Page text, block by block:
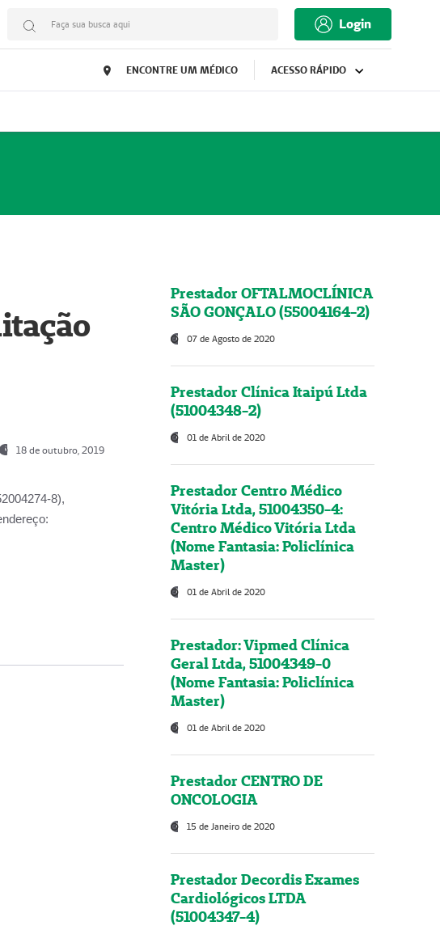
Faça sua busca aqui Login
ENCONTRE UM MÉDICO ACESSO RÁPIDO
18 de outubro, 2019
8),
Prestador OFTALMOCLÍNICA
SÃO GONÇALO (55004164-2)
07 de Agosto de 2020
Prestador Clínica Itaipú Ltda
(51004348-2)
01 de Abril de 2020
Prestador Centro Médico
Vitória Ltda, 51004350-4:
Centro Médico Vitória Ltda
(Nome Fantasia: Policlínica
Master)
01 de Abril de 2020
Prestador: Vipmed Clínica
Geral Ltda, 51004349-0
(Nome Fantasia: Policlínica
Master)
01 de Abril de 2020
Prestador CENTRO DE
ONCOLOGIA
15 de Janeiro de 2020
Prestador Decordis Exames
Cardiológicos LTDA
(51004347-4)